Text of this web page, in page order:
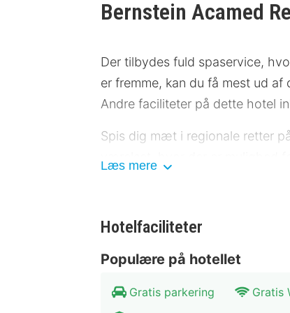
Bernstein Acamed
Der tilbydes fuld spaservice,
er fremme, kan du få mest ud
Andre faciliteter på dette hotel
Spis dig mæt i regionale retter
bedømt til 3 stars og vises på
Gæsterne har blandt andet
møde- og konferencelokaler til
Læs mere
Hotelfaciliteter
Populære på hotellet
Gratis parkering Gratis